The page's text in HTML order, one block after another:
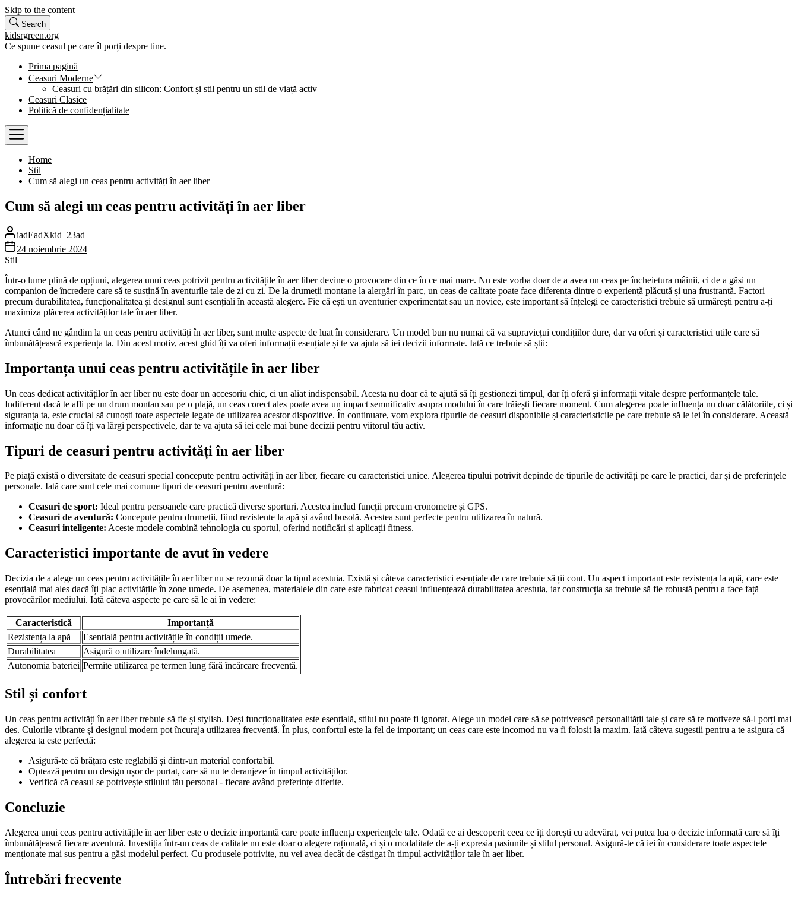
Skip to the content
Search
kidsrgreen.org
Ce spune ceasul pe care îl porți despre tine.
Prima pagină
Ceasuri Moderne
Ceasuri cu brățări din silicon: Confort și stil pentru un stil de viață activ
Ceasuri Clasice
Politică de confidențialitate
Home
Stil
Cum să alegi un ceas pentru activități în aer liber
Cum să alegi un ceas pentru activități în aer liber
iadEadXkid_23ad
24 noiembrie 2024
Stil
Într-o lume plină de opțiuni, alegerea unui ceas potrivit pentru activitățile în aer liber devine o provocare din ce în ce mai mare. Nu este vorba doar de a avea un ceas pe încheietura mâinii, ci de a găsi un
companion de încredere care să te susțină în aventurile tale de zi cu zi. De la drumeții montane la alergări în parc, un ceas de calitate poate face diferența dintre o experiență plăcută și una frustrantă. Factori
precum durabilitatea, funcționalitatea și designul sunt esențiali în această alegere. Fie că ești un aventurier experimentat sau un novice, este important să înțelegi ce caracteristici trebuie să urmărești pentru a-ți
maximiza plăcerea activităților tale în aer liber.
Atunci când ne gândim la un ceas pentru activități în aer liber, sunt multe aspecte de luat în considerare. Un model bun nu numai că va supraviețui condițiilor dure, dar va oferi și caracteristici utile care să
îmbunătățească experiența ta. Din acest motiv, acest ghid îți va oferi informații esențiale și te va ajuta să iei decizii informate. Iată ce trebuie să știi:
Importanța unui ceas pentru activitățile în aer liber
Un ceas dedicat activităților în aer liber nu este doar un accesoriu chic, ci un aliat indispensabil. Acesta nu doar că te ajută să îți gestionezi timpul, dar îți oferă și informații vitale despre performanțele tale.
Indiferent dacă te afli pe un drum montan sau pe o plajă, un ceas corect ales poate avea un impact semnificativ asupra modului în care trăiești fiecare moment. Cum alegerea poate influența nu doar călătoriile, ci și
siguranța ta, este crucial să cunoști toate aspectele legate de utilizarea acestor dispozitive. În continuare, vom explora tipurile de ceasuri disponibile și caracteristicile pe care trebuie să le iei în considerare. Această
informație nu doar că îți va lărgi perspectivele, dar te va ajuta să iei cele mai bune decizii pentru viitorul tău activ.
Tipuri de ceasuri pentru activități în aer liber
Pe piață există o diversitate de ceasuri special concepute pentru activități în aer liber, fiecare cu caracteristici unice. Alegerea tipului potrivit depinde de tipurile de activități pe care le practici, dar și de preferințele
personale. Iată care sunt cele mai comune tipuri de ceasuri pentru aventură:
Ceasuri de sport: Ideal pentru persoanele care practică diverse sporturi. Acestea includ funcții precum cronometre și GPS.
Ceasuri de aventură: Concepute pentru drumeții, fiind rezistente la apă și având busolă. Acestea sunt perfecte pentru utilizarea în natură.
Ceasuri inteligente: Aceste modele combină tehnologia cu sportul, oferind notificări și aplicații fitness.
Caracteristici importante de avut în vedere
Decizia de a alege un ceas pentru activitățile în aer liber nu se rezumă doar la tipul acestuia. Există și câteva caracteristici esențiale de care trebuie să ții cont. Un aspect important este rezistența la apă, care este
esențială mai ales dacă îți plac activitățile în zone umede. De asemenea, materialele din care este fabricat ceasul influențează durabilitatea acestuia, iar construcția sa trebuie să fie robustă pentru a face față
provocărilor mediului. Iată câteva aspecte pe care să le ai în vedere:
Caracteristică
Importanță
Rezistența la apă
Esentială pentru activitățile în condiții umede.
Durabilitatea
Asigură o utilizare îndelungată.
Autonomia bateriei Permite utilizarea pe termen lung fără încărcare frecventă.
Stil și confort
Un ceas pentru activități în aer liber trebuie să fie și stylish. Deși funcționalitatea este esențială, stilul nu poate fi ignorat. Alege un model care să se potrivească personalității tale și care să te motiveze să-l porți mai
des. Culorile vibrante și designul modern pot încuraja utilizarea frecventă. În plus, confortul este la fel de important; un ceas care este incomod nu va fi folosit la maxim. Iată câteva sugestii pentru a te asigura că
alegerea ta este perfectă:
Asigură-te că brățara este reglabilă și dintr-un material confortabil.
Optează pentru un design ușor de purtat, care să nu te deranjeze în timpul activităților.
Verifică că ceasul se potrivește stilului tău personal - fiecare având preferințe diferite.
Concluzie
Alegerea unui ceas pentru activitățile în aer liber este o decizie importantă care poate influența experiențele tale. Odată ce ai descoperit ceea ce îți dorești cu adevărat, vei putea lua o decizie informată care să îți
îmbunătățească fiecare aventură. Investiția într-un ceas de calitate nu este doar o alegere rațională, ci și o modalitate de a-ți expresia pasiunile și stilul personal. Asigură-te că iei în considerare toate aspectele
menționate mai sus pentru a găsi modelul perfect. Cu produsele potrivite, nu vei avea decât de câștigat în timpul activităților tale în aer liber.
Întrebări frecvente